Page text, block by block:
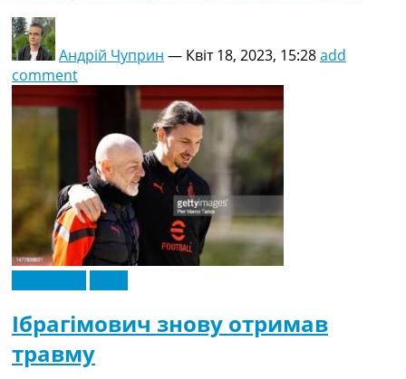
Андрій Чуприн — Квіт 18, 2023, 15:28add
comment
Ібрагімович знову отримав
травму